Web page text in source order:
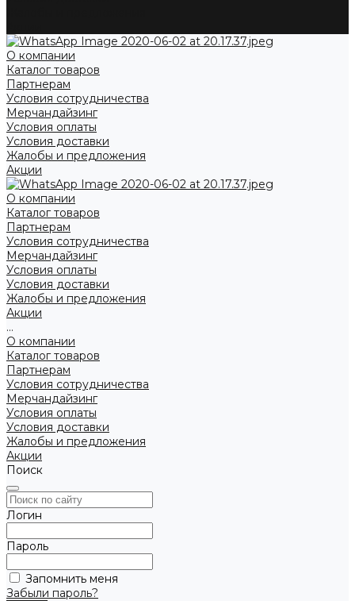
О компании
Каталог товаров
Партнерам
Условия сотрудничества
Мерчандайзинг
Условия оплаты
Условия доставки
Жалобы и предложения
Акции
О компании
Каталог товаров
Партнерам
Условия сотрудничества
Мерчандайзинг
Условия оплаты
Условия доставки
Жалобы и предложения
Акции
...
О компании
Каталог товаров
Партнерам
Условия сотрудничества
Мерчандайзинг
Условия оплаты
Условия доставки
Жалобы и предложения
Акции
Поиск
Логин
Пароль
Запомнить меня
Забыли пароль?